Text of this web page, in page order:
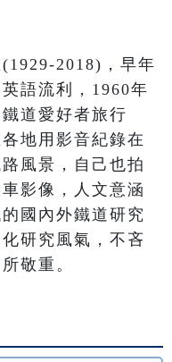
2018)，早年
語流利，1960年
道愛好者旅行
地用影音紀錄在
風景，自己也拍
影像，人文意涵
國內外鐵道研究
研究風氣，不吝